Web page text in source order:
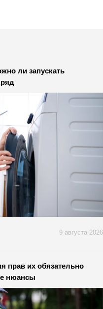
ли запускать
9 августа 2026
прав их обязательно
нюансы